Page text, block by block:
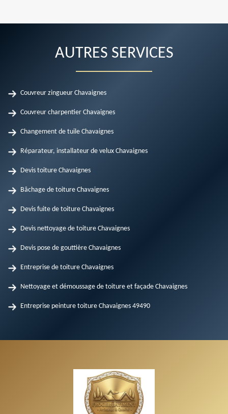
AUTRES SERVICES
Couvreur zingueur Chavaignes
Couvreur charpentier Chavaignes
Changement de tuile Chavaignes
Réparateur, installateur de velux Chavaignes
Devis toiture Chavaignes
Bâchage de toiture Chavaignes
Devis fuite de toiture Chavaignes
Devis nettoyage de toiture Chavaignes
Devis pose de gouttière Chavaignes
Entreprise de toiture Chavaignes
Nettoyage et démoussage de toiture et façade Chavaignes
Entreprise peinture toiture Chavaignes 49490